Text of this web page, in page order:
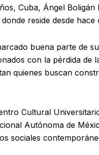
Cuba, Ángel
reside desde hace
buena parte de
con la pérdida de
quienes buscan
Cultural
Autónoma de
sociales